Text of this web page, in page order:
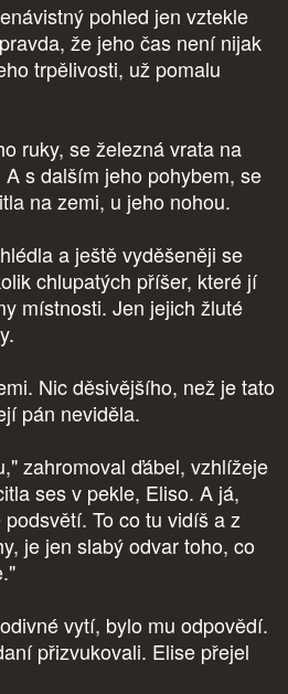
pohled jen vztekle
že jeho čas není nijak
trpělivosti, už pomalu
ruky, se železná vrata na
s dalším jeho pohybem, se
na zemi, u jeho nohou.
a ještě vyděšeněji se
chlupatých příšer, které jí
místnosti. Jen jejich žluté
Nic děsivějšího, než je tato
pán neviděla.
zahromoval ďábel, vzhlížeje
ses v pekle, Eliso. A já,
To co tu vidíš a z
je jen slabý odvar toho, co
vytí, bylo mu odpovědí.
přizvukovali. Elise přejel